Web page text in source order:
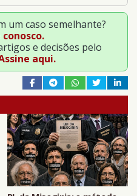
um caso semelhante?
e decisões pelo
aqui.